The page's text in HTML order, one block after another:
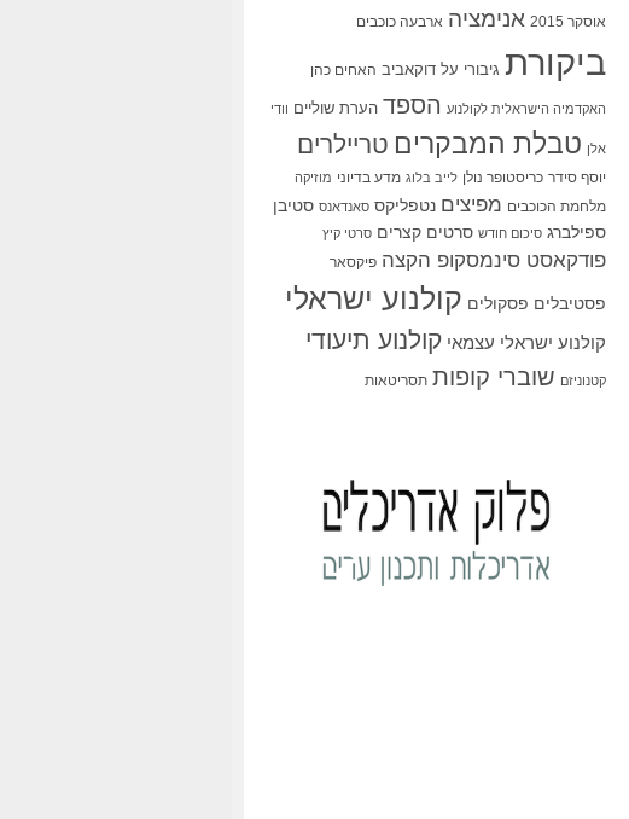
אוסקר 2015 אנימציה ארבעה כוכבים
ביקורת גיבורי על דוקאביב האחים כהן
האקדמיה הישראלית לקולנוע הספד הערת שוליים וודי
אלן טבלת המבקרים טריילרים
יוסף סידר כריסטופר נולן לייב בלוג מדע בדיוני מוזיקה
מלחמת הכוכבים מפיצים נטפליקס סאנדאנס סטיבן
ספילברג סיכום חודש סרטים קצרים סרטי קיץ
פודקאסט סינמסקופ הקצה פיקסאר
פסטיבלים פסקולים קולנוע ישראלי
קולנוע ישראלי עצמאי קולנוע תיעודי
קטנוניזם שוברי קופות תסריטאות